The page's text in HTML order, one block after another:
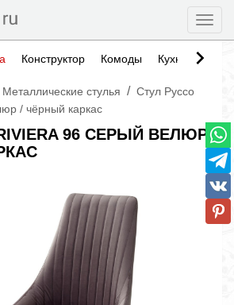
Конструктор Комоды Кухни
Металлические стулья / Стул Руссо
/ чёрный каркас
96 СЕРЫЙ ВЕЛЮР